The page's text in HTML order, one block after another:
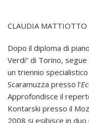
CLAUDIA MATTIOTTO
Dopo il diploma di
Verdi” di Torino,
un triennio
Scaramuzza presso l’
Approfondisce il
Kontarski presso il
2008 si esibisce in duo